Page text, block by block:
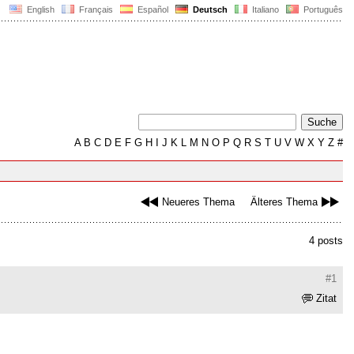
English Français Español Deutsch Italiano Português
AB C D E F G H J K L M N O P Q R S T U V W X Y Z #
Neueres Thema Älteres Thema
4 posts
#1
Zitat